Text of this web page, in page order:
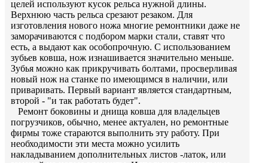
целей используют кусок рельса нужной длины.
Верхнюю часть рельса срезают резаком. Для
изготовления нового ножа многие ремонтники даже не
заморачиваются с подбором марки стали, ставят что
есть, а выдают как особопрочную. С использованием
зубьев ковша, нож изнашивается значительно меньше.
Зубья можно как прикручивать болтами, просверливая
новый нож на станке по имеющимся в наличии, или
приваривать. Первый вариант является стандартным,
второй - "и так работать будет".
Ремонт боковины и днища ковша для владельцев
погрузчиков, обычно, менее актуален, но ремонтные
фирмы тоже стараются выполнить эту работу. При
необходимости эти места можно усилить
накладыванием дополнительных листов -латок, или